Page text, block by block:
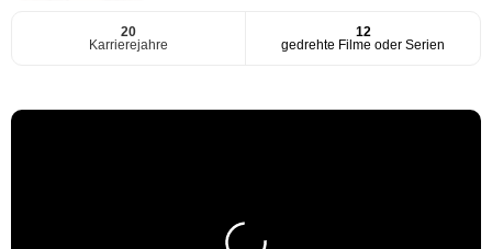
20
Karrierejahre
12
gedrehte Filme oder Serien